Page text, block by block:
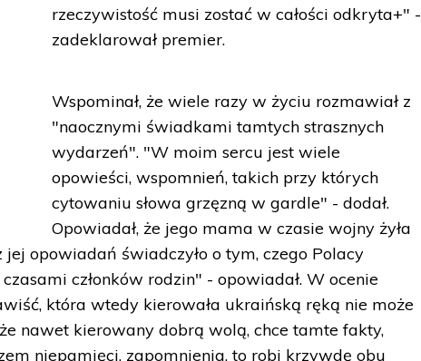
rzeczywistość musi zostać w całości odkryta+" -
zadeklarował premier.
Wspominał, że wiele razy w życiu rozmawiał z
"naocznymi świadkami tamtych strasznych
wydarzeń". "W moim sercu jest wiele
opowieści, wspomnień, takich przy których
cytowaniu słowa grzęzną w gardle" - dodał.
Opowiadał, że jego mama w czasie wojny żyła
opowiadań świadczyło o tym, czego Polacy
członków rodzin" - opowiadał. W ocenie
która wtedy kierowała ukraińską ręką nie może
nawet kierowany dobrą wolą, chce tamte fakty,
niepamięci, zapomnienia, to robi krzywdę obu